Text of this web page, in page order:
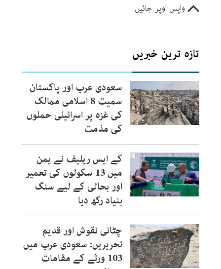
واپس اوپر جائیں
تازہ ترین خبریں
سعودی عرب اور پاکستان
سمیت 8 اسلامی ممالک
کی غزہ پر اسرائیلی حملوں
کی مذمت
کے ایس ریلیف نے یمن
میں 13 سکولوں کی تعمیر
اور بحالی کے لیے سنگ
بنیاد رکھ دیا
چٹانی نقوش اور قدیم
تحریریں: سعودی عرب میں
103 ورثے کے مقامات